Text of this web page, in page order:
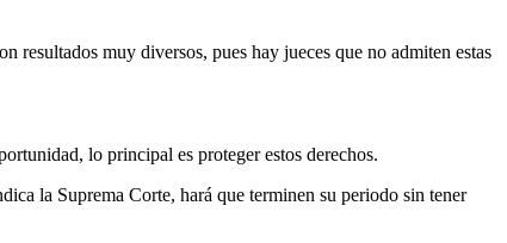
resultados muy diversos, pues hay jueces que no admiten estas
lo principal es proteger estos derechos.
la Suprema Corte, hará que terminen su periodo sin tener